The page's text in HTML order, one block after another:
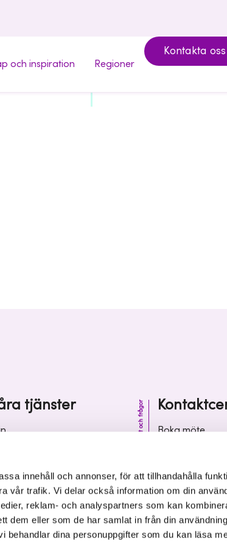
innehåll och annonser, för att tillhandahålla
vår trafik. Vi delar också information om din
reklam- och analyspartners som kan
dem eller som de har samlat in från din
behandlar dina personuppgifter som du kan läsa
och inspiration Regioner
Kontakta oss
tjänster
och inspiration
Kontakt och frågor
Boka möte
Vanliga frågor